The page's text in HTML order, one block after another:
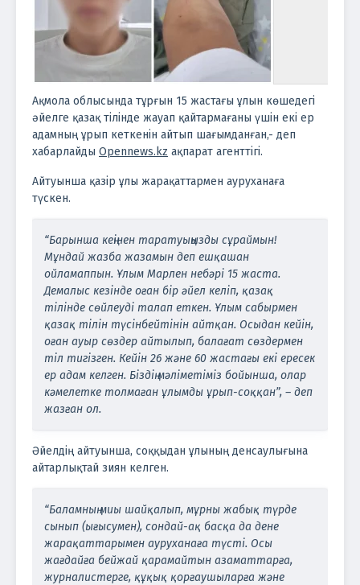
Ақмола облысында тұрғын 15 жастағы ұлын көшедегі
әйелге қазақ тілінде жауап қайтармағаны үшін екі ер
адамның ұрып кеткенін айтып шағымданған,- деп
хабарлайды Оpennews.kz ақпарат агенттігі.
Айтуынша қазір ұлы жарақаттармен ауруханаға
түскен.
“Барынша кеңінен таратуыңызды сұраймын!
Мұндай жазба жазамын деп ешқашан
ойламаппын. Ұлым Марлен небәрі 15 жаста.
Демалыс кезінде оған бір әйел келіп, қазақ
тілінде сөйлеуді талап еткен. Ұлым сабырмен
қазақ тілін түсінбейтінін айтқан. Осыдан кейін,
оған ауыр сөздер айтылып, балағат сөздермен
тіл тигізген. Кейін 26 және 60 жастағы екі ересек
ер адам келген. Біздің мәліметіміз бойынша, олар
кәмелетке толмаған ұлымды ұрып-соққан”, – деп
жазған ол.
Әйелдің айтуынша, соққыдан ұлының денсаулығына
айтарлықтай зиян келген.
“Баламның миы шайқалып, мұрны жабық түрде
сынып (ығысумен), сондай-ақ басқа да дене
жарақаттарымен ауруханаға түсті. Осы
жағдайға бейжай қарамайтын азаматтарға,
журналистерге, құқық қорғаушыларға және